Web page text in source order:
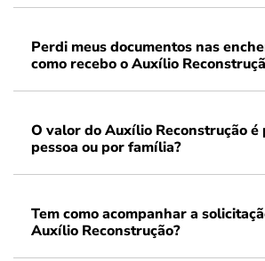
Perdi meus documentos nas
como recebo o Auxílio
O valor do Auxílio Reconstrução é
pessoa ou por família?
Tem como acompanhar a
Auxílio Reconstrução?